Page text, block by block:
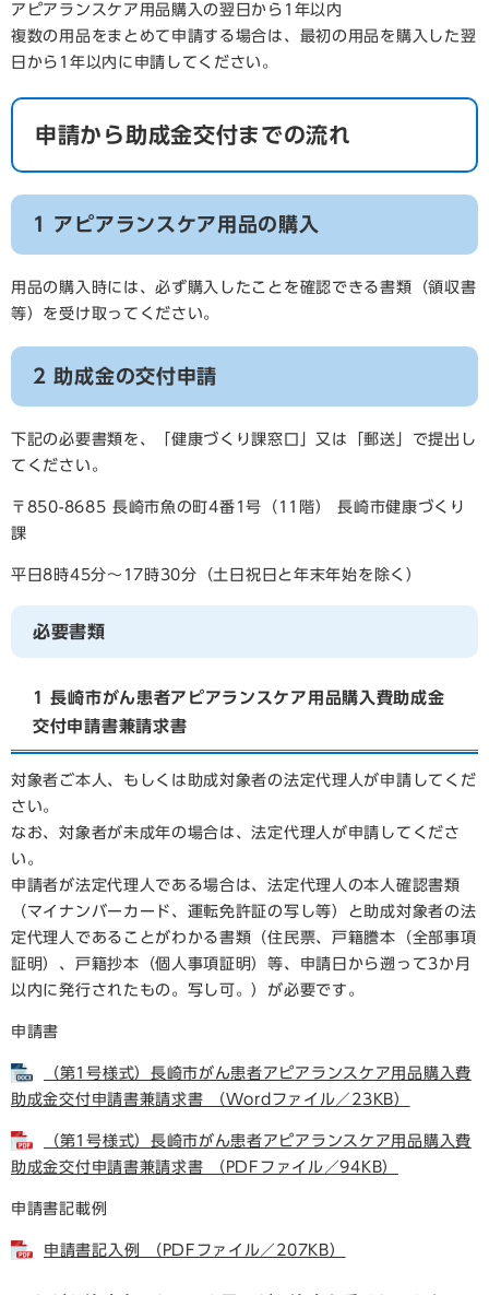
アピアランスケア用品購入の翌日から1年以内
複数の用品をまとめて申請する場合は、最初の用品を購入した翌
日から1年以内に申請してください。
申請から助成金交付までの流れ
1 アピアランスケア用品の購入
用品の購入時には、必ず購入したことを確認できる書類（領収書
等）を受け取ってください。
2 助成金の交付申請
下記の必要書類を、「健康づくり課窓口」又は「郵送」で提出し
てください。
〒850-8685 長崎市魚の町4番1号（11階） 長崎市健康づくり
課
平日8時45分～17時30分（土日祝日と年末年始を除く）
必要書類
1 長崎市がん患者アピアランスケア用品購入費助成金
交付申請書兼請求書
対象者ご本人、もしくは助成対象者の法定代理人が申請してくだ
さい。
なお、対象者が未成年の場合は、法定代理人が申請してくださ
い。
申請者が法定代理人である場合は、法定代理人の本人確認書類
（マイナンバーカード、運転免許証の写し等）と助成対象者の法
定代理人であることがわかる書類（住民票、戸籍謄本（全部事項
証明）、戸籍抄本（個人事項証明）等、申請日から遡って3か月
以内に発行されたもの。写し可。）が必要です。
申請書
（第1号様式）長崎市がん患者アピアランスケア用品購入費
助成金交付申請書兼請求書 （Wordファイル／23KB）
（第1号様式）長崎市がん患者アピアランスケア用品購入費
助成金交付申請書兼請求書 （PDFファイル／94KB）
申請書記載例
申請書記入例 （PDFファイル／207KB）